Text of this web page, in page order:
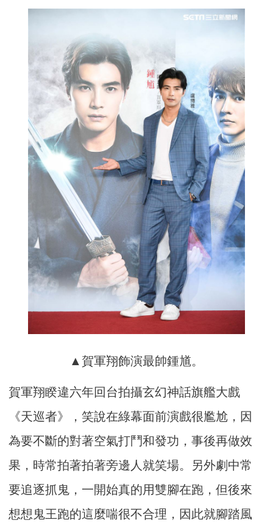
▲賀軍翔飾演最帥鍾馗。
賀軍翔睽違六年回台拍攝玄幻神話旗艦大戲
《天巡者》，笑說在綠幕面前演戲很尷尬，因
為要不斷的對著空氣打鬥和發功，事後再做效
果，時常拍著拍著旁邊人就笑場。另外劇中常
要追逐抓鬼，一開始真的用雙腳在跑，但後來
想想鬼王跑的這麼喘很不合理，因此就腳踏風